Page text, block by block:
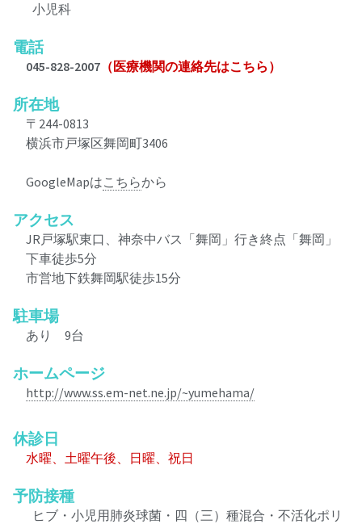
小児科
電話
045-828-2007 （医療機関の連絡先はこちら）
所在地
〒244-0813
横浜市戸塚区舞岡町3406
GoogleMapはこちらから
アクセス
JR戸塚駅東口、神奈中バス「舞岡」行き終点「舞岡」
下車徒歩5分
市営地下鉄舞岡駅徒歩15分
駐車場
あり 9台
ホームページ
http://www.ss.em-net.ne.jp/~yumehama/
休診日
水曜、土曜午後、日曜、祝日
予防接種
ヒブ・小児用肺炎球菌・四（三）種混合・不活化ポリ